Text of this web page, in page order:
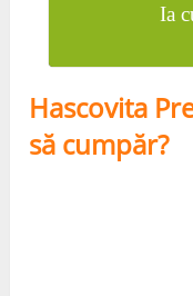
Ia
Hascovita
să cumpăr?